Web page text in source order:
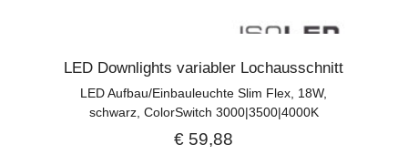
LED Downlights variabler Lochausschnitt
LED Aufbau/Einbauleuchte Slim Flex, 18W,
schwarz, ColorSwitch 3000|3500|4000K
€ 59,88